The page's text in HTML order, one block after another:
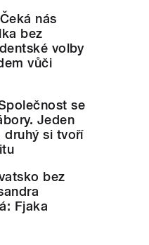
nás
bez
volby
vůči
se
Jeden
druhý si tvoří
bez
Fjaka